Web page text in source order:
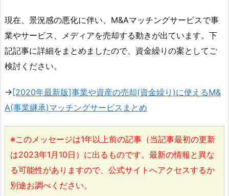
現在、景況感の悪化に伴い、M&Aマッチングサービスで事
業やサービス、メディアを売却する動きが出ています。下
記記事に詳細をまとめましたので、資金繰りの案としてご
検討ください。
→[2020年最新版]事業や資産の売却(資金繰り)に使えるM&
A(事業継承)マッチングサービスまとめ
※このメッセージは1年以上前の記事（当記事最初の更新
は2023年1月10日）に出るものです。最新の情報と異な
る可能性がありますので、公式サイトへアクセスするか
別途お調べください。